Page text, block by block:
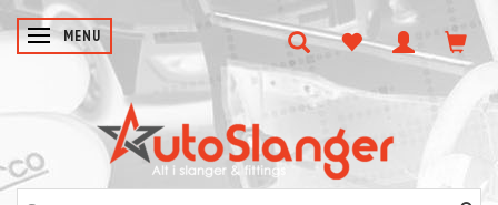
SKIFTE NAVIGATION
MENU